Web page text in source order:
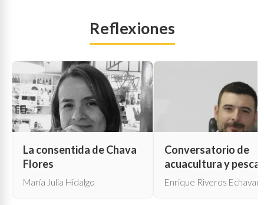
Reflexiones
La consentida de Chava
Flores
María Julia Hidalgo
Conversatorio de
acuacultura y pesca
Enrique Riveros